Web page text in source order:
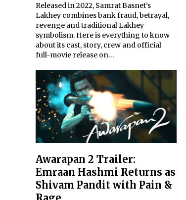
Released in 2022, Samrat Basnet’s
Lakhey combines bank fraud, betrayal,
revenge and traditional Lakhey
symbolism. Here is everything to know
about its cast, story, crew and official
full-movie release on…
Awarapan 2 Trailer:
Emraan Hashmi Returns as
Shivam Pandit with Pain &